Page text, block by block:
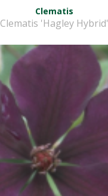
Clematis
Clematis 'Hagley Hybrid'